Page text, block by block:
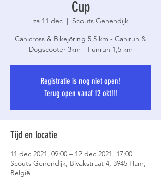
Cup
za 11 dec
  |
Scouts Genendijk
Canicross & Bikejöring 5,5 km - Canirun &
Dogscooter 3km - Funrun 1,5 km
Registratie is nog niet open!
Terug open vanaf 12 okt!!!
Tijd en locatie
11 dec 2021, 09:00 – 12 dec 2021, 17:00
Scouts Genendijk, Bivakstraat 4, 3945 Ham,
België